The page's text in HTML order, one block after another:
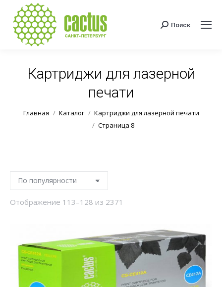
Поиск:
Поиск
Картриджи для лазерной
печати
Вы здесь:
Главная Каталог
Картриджи для лазерной печати
Страница 8
Отображение 113–128 из 2371
популярности